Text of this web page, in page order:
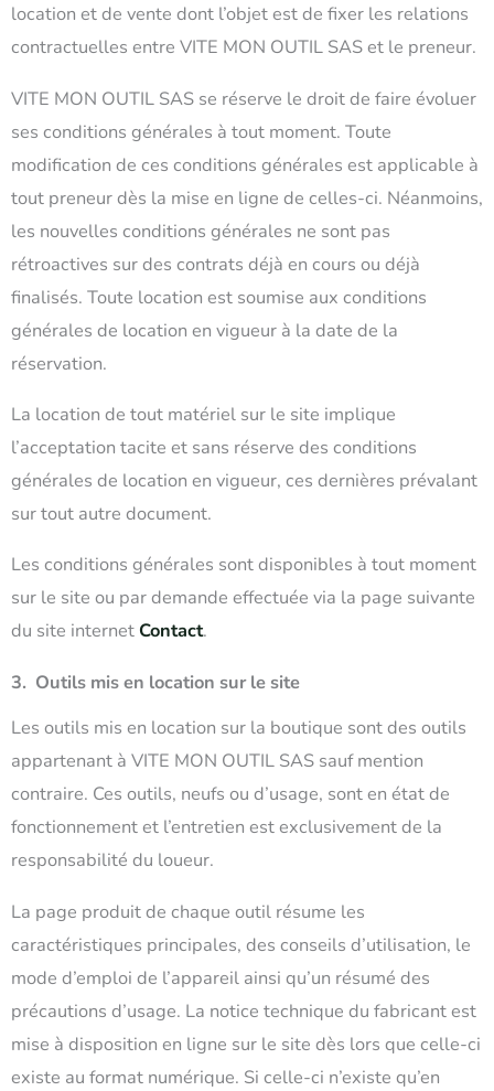
location et de vente dont l’objet est de fixer les relations
contractuelles entre VITE MON OUTIL SAS et le preneur.
VITE MON OUTIL SAS se réserve le droit de faire évoluer
ses conditions générales à tout moment. Toute
modification de ces conditions générales est applicable à
tout preneur dès la mise en ligne de celles-ci. Néanmoins,
les nouvelles conditions générales ne sont pas
rétroactives sur des contrats déjà en cours ou déjà
finalisés. Toute location est soumise aux conditions
générales de location en vigueur à la date de la
réservation.
La location de tout matériel sur le site implique
l’acceptation tacite et sans réserve des conditions
générales de location en vigueur, ces dernières prévalant
sur tout autre document.
Les conditions générales sont disponibles à tout moment
sur le site ou par demande effectuée via la page suivante
du site internet Contact.
3. Outils mis en location sur le site
Les outils mis en location sur la boutique sont des outils
appartenant à VITE MON OUTIL SAS sauf mention
contraire. Ces outils, neufs ou d’usage, sont en état de
fonctionnement et l’entretien est exclusivement de la
responsabilité du loueur.
La page produit de chaque outil résume les
caractéristiques principales, des conseils d’utilisation, le
mode d’emploi de l’appareil ainsi qu’un résumé des
précautions d’usage. La notice technique du fabricant est
mise à disposition en ligne sur le site dès lors que celle-ci
existe au format numérique. Si celle-ci n’existe qu’en